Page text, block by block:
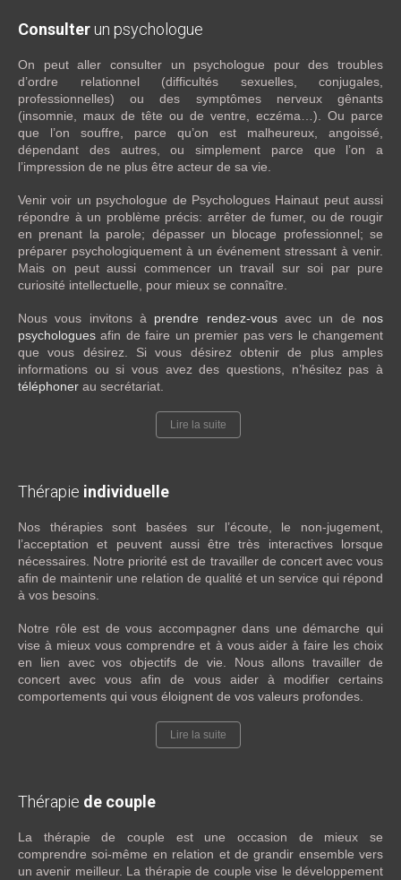
Consulter un psychologue
On peut aller consulter un psychologue pour des troubles
d’ordre relationnel (difficultés sexuelles, conjugales,
professionnelles) ou des symptômes nerveux gênants
(insomnie, maux de tête ou de ventre, eczéma…). Ou parce
que l’on souffre, parce qu’on est malheureux, angoissé,
dépendant des autres, ou simplement parce que l’on a
l’impression de ne plus être acteur de sa vie.
Venir voir un psychologue de Psychologues Hainaut peut aussi
répondre à un problème précis: arrêter de fumer, ou de rougir
en prenant la parole; dépasser un blocage professionnel; se
préparer psychologiquement à un événement stressant à venir.
Mais on peut aussi commencer un travail sur soi par pure
curiosité intellectuelle, pour mieux se connaître.
Nous vous invitons à prendre rendez-vousavec un de nos
psychologues afin de faire un premier pas vers le changement
que vous désirez. Si vous désirez obtenir de plus amples
informations ou si vous avez des questions, n’hésitez pas à
téléphoner au secrétariat.
Lire la suite
Thérapie individuelle
Nos thérapies sont basées sur l’écoute, le non-jugement,
l’acceptation et peuvent aussi être très interactives lorsque
nécessaires. Notre priorité est de travailler de concert avec vous
afin de maintenir une relation de qualité et un service qui répond
à vos besoins.
Notre rôle est de vous accompagner dans une démarche qui
vise à mieux vous comprendre et à vous aider à faire les choix
en lien avec vos objectifs de vie. Nous allons travailler de
concert avec vous afin de vous aider à modifier certains
comportements qui vous éloignent de vos valeurs profondes.
Lire la suite
Thérapie de couple
La thérapie de couple est une occasion de mieux se
comprendre soi-même en relation et de grandir ensemble vers
un avenir meilleur. La thérapie de couple vise le développement